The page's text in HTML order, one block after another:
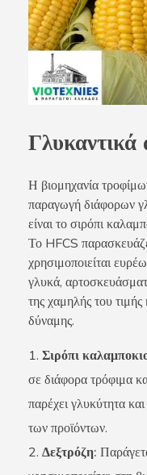
Η βιομηχανία
παραγωγή διάφορων
είναι το σιρόπι
Το HFCS
χρησιμοποιείται
γλυκά,
της χαμηλής του
δύναμης.
Σιρόπι
σε διάφορα τρόφιμα
παρέχει γλυκύτητα
των προϊόντων.
Δεξτρόζη: